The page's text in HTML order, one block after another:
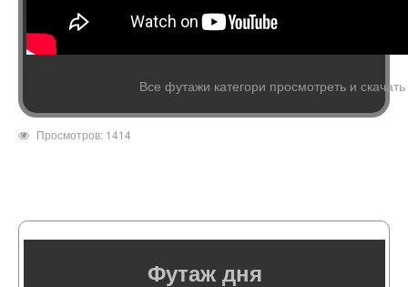
Все футажи категори просмотреть и скачать
Просмотров: 1414
Футаж дня